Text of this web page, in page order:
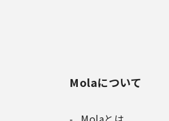
Molaについて